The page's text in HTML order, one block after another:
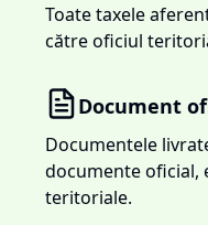
Toate taxele
către oficiul
Document
Documentele
documente oficial,
teritoriale.